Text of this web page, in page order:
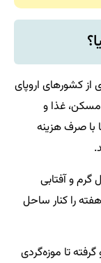
از کشورهای اروپای
مسکن، غذا و
با صرف هزینه
گرم و آفتابی
را کنار ساحل
گرفته تا موزه‌گردی